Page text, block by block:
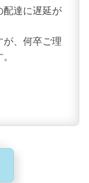
配達に遅延が
が、何卒ご理